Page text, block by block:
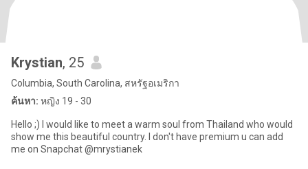
Krystian, 25
Columbia, South Carolina, สหรัฐอเมริกา
ค้นหา: หญิง 19 - 30
Hello ;) I would like to meet a warm soul from Thailand who would
show me this beautiful country. I don't have premium u can add
me on Snapchat @mrystianek